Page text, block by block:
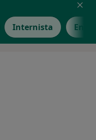
Internista